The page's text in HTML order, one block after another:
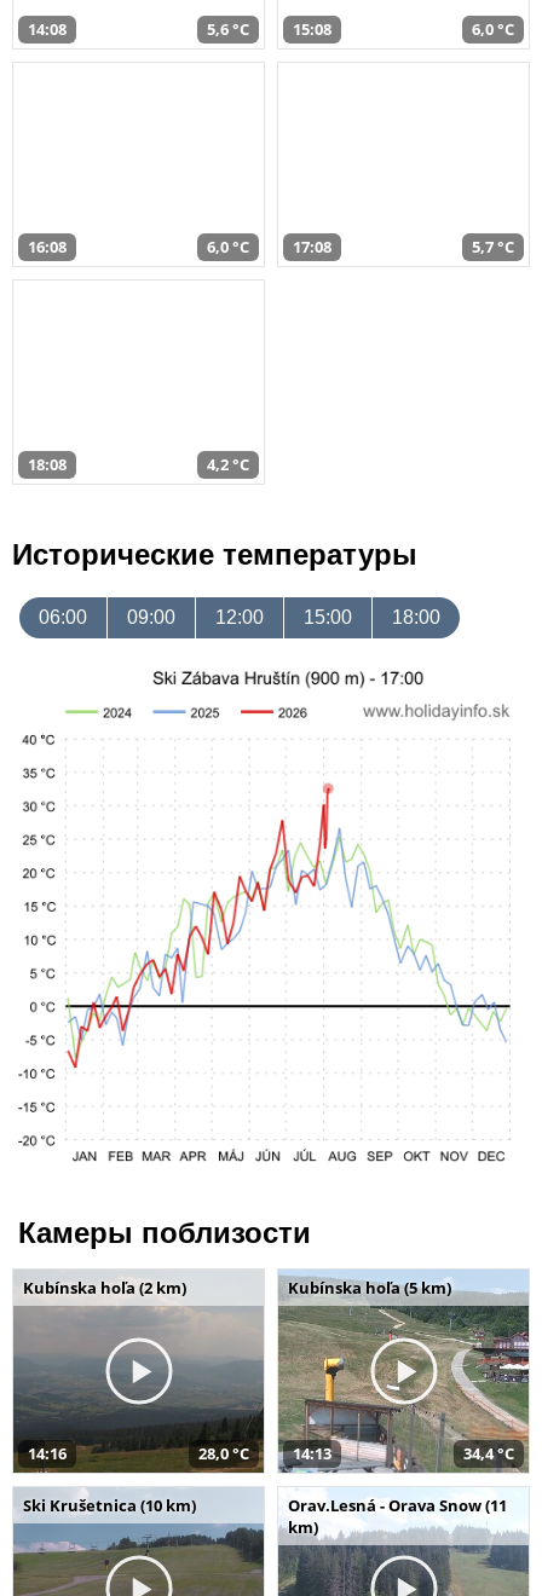
14:08 5,6 °C 15:08 6,0 °C
16:08 6,0 °C 17:08 5,7 °C
18:08 4,2 °C
Исторические температуры
06:00 09:00 12:00 15:00 18:00
Камеры поблизости
Kubínska hoľa (2 km)
14:16 28,0 °C
Kubínska hoľa (5 km)
14:13 34,4 °C
Ski Krušetnica (10 km)
Orav.Lesná - Orava Snow (11
km)